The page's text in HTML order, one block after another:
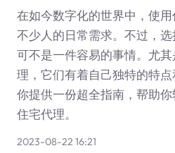
在如今数字化的世界中，使
不少人的日常需求。不过，
可不是一件容易的事情。尤
理，它们有着自己独特的特
你提供一份超全指南，帮助
住宅代理。
2023-08-22 16:21